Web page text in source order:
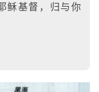
稣基督，归与你